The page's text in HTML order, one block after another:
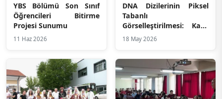
YBS Bölümü Son Sınıf
Öğrencileri Bitirme
Projesi Sunumu
11 Haz 2026
DNA Dizilerinin Piksel
Tabanlı
Görselleştirilmesi: Kaos
Teorisi ve Derin
Öğrenme Yaklaşımı
18 May 2026